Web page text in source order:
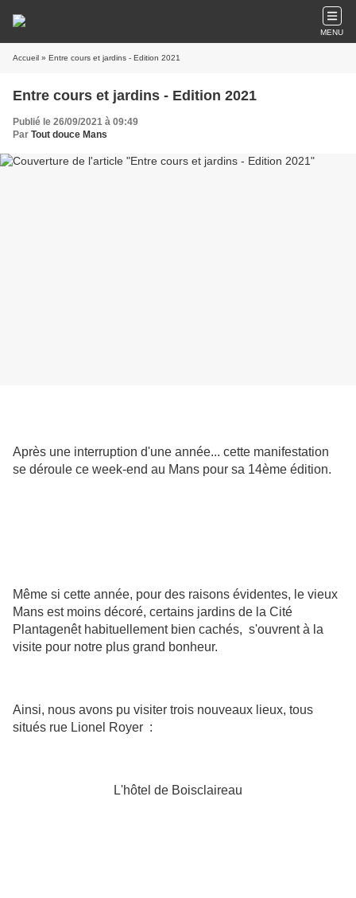
MENU
Accueil » Entre cours et jardins - Edition 2021
Entre cours et jardins - Edition 2021
Publié le 26/09/2021 à 09:49
Par Tout douce Mans
Après une interruption d'une année... cette manifestation
se déroule ce week-end au Mans pour sa 14ème édition.
Même si cette année, pour des raisons évidentes, le vieux
Mans est moins décoré, certains jardins de la Cité
Plantagenêt habituellement bien cachés, s'ouvrent à la
visite pour notre plus grand bonheur.
Ainsi, nous avons pu visiter trois nouveaux lieux, tous
situés rue Lionel Royer :
L'hôtel de Boisclaireau